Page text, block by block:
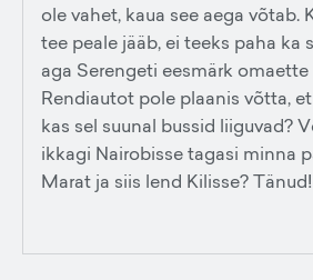
ole vahet, kaua see aega võtab.
tee peale jääb, ei teeks paha ka
aga Serengeti eesmärk omaette
Rendiautot pole plaanis võtta,
kas sel suunal bussid liiguvad?
ikkagi Nairobisse tagasi minna
Marat ja siis lend Kilisse? Tänud!